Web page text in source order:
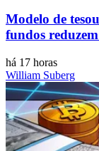
Modelo de
fundos
há 17 horas
William Suberg